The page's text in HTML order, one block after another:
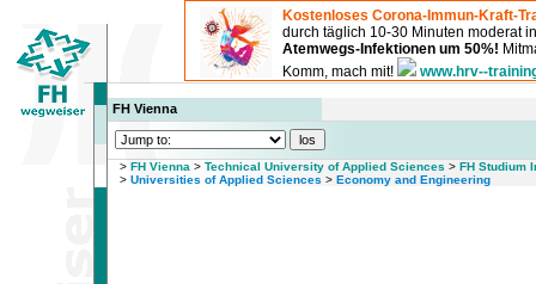
Kostenloses Corona-Immun-Kraft-
durch täglich 10-30 Minuten moderat
Atemwegs-Infektionen um 50%!
Komm, mach mit!
www.hrv--
FH Vienna
> FH Vienna > Technical University of Applied Sciences > FH Studium
> Universities of Applied Sciences > Economy and Engineering